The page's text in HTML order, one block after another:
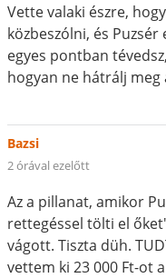
Vette valaki észre,
közbeszólni, és
egyes pontban
hogyan ne hátrálj meg
Bazsi
2 órával ezelőtt
Az a pillanat, amikor
rettegéssel tölti el
vágott. Tiszta düh.
vettem ki 23 000 Ft-ot